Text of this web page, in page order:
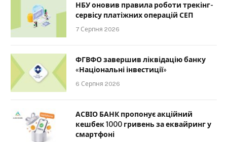
НБУ оновив правила роботи трекінг-
сервісу платіжних операцій СЕП
7 Серпня 2026
ФГВФО завершив ліквідацію банку
«Національні інвестиції»
6 Серпня 2026
АСВІО БАНК пропонує акційний
кешбек 1000 гривень за еквайринг у
смартфоні